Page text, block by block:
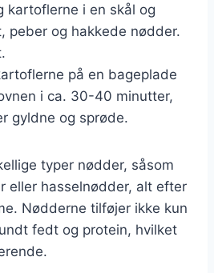
kartoflerne i en skål og
peber og hakkede nødder.
på en bageplade
i ca. 30-40 minutter,
gyldne og sprøde.
typer nødder, såsom
eller hasselnødder, alt efter
Nødderne tilføjer ikke kun
fedt og protein, hvilket